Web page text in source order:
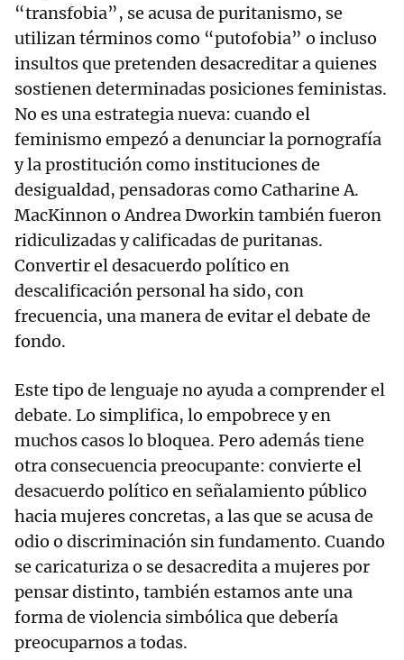
“transfobia”, se acusa de puritanismo, se
utilizan términos como “putofobia” o incluso
insultos que pretenden desacreditar a quienes
sostienen determinadas posiciones feministas.
No es una estrategia nueva: cuando el
feminismo empezó a denunciar la pornografía
y la prostitución como instituciones de
desigualdad, pensadoras como Catharine A.
MacKinnon o Andrea Dworkin también fueron
ridiculizadas y calificadas de puritanas.
Convertir el desacuerdo político en
descalificación personal ha sido, con
frecuencia, una manera de evitar el debate de
fondo.
Este tipo de lenguaje no ayuda a comprender el
debate. Lo simplifica, lo empobrece y en
muchos casos lo bloquea. Pero además tiene
otra consecuencia preocupante: convierte el
desacuerdo político en señalamiento público
hacia mujeres concretas, a las que se acusa de
odio o discriminación sin fundamento. Cuando
se caricaturiza o se desacredita a mujeres por
pensar distinto, también estamos ante una
forma de violencia simbólica que debería
preocuparnos a todas.